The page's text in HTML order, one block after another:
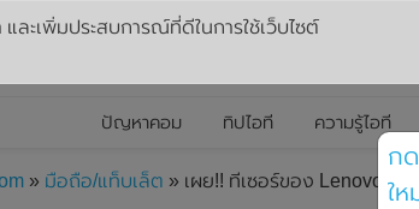
ปัญหาคอม ทิปไอที ความรู้ไอที
» มือถือ/แท็บเล็ต » เผย!! ทีเซอร์ของ Lenovo
ละเพิ่มประสบการณ์ที่ดีในการใช้เว็บไซต์
ก
ให